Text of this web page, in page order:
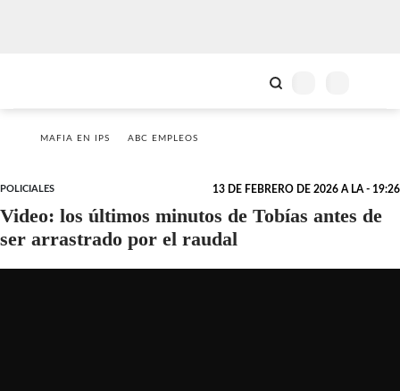
MAFIA EN IPS ABC EMPLEOS
POLICIALES 13 DE FEBRERO DE 2026 A LA - 19:26
Video: los últimos minutos de Tobías antes de
ser arrastrado por el raudal